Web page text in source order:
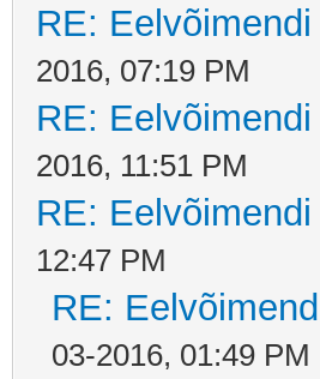
RE:
2016, 07:19 PM
RE:
2016, 11:51 PM
RE:
12:47 PM
RE:
03-2016, 01:49 PM